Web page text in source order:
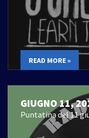
READ MORE »
GIUGNO 11,
Puntatina del 11